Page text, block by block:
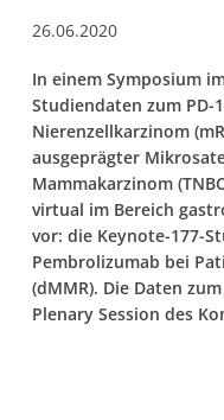
26.06.2020
In einem Symposium
Studiendaten zum
Nierenzellkarzinom
ausgeprägter
Mammakarzinom
virtual im Bereich
vor: die Keynote-177-
Pembrolizumab bei
(dMMR). Die Daten
Plenary Session des